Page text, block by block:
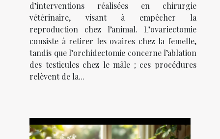
d’interventions réalisées en chirurgie
vétérinaire, visant à empêcher la
reproduction chez l’animal. L’ovariectomie
consiste à retirer les ovaires chez la femelle,
tandis que l’orchidectomie concerne l’ablation
des testicules chez le mâle ; ces procédures
relèvent de la...